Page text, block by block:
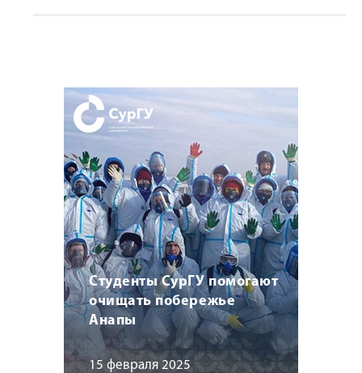
Студенты СурГУ помогают
очищать побережье
Анапы
15 февраля 2025